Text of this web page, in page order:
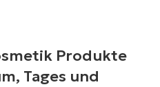
Produkte
Tages und